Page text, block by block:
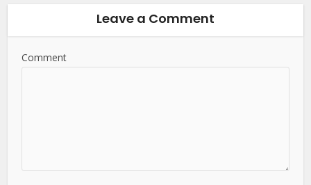
Leave a Comment
Comment